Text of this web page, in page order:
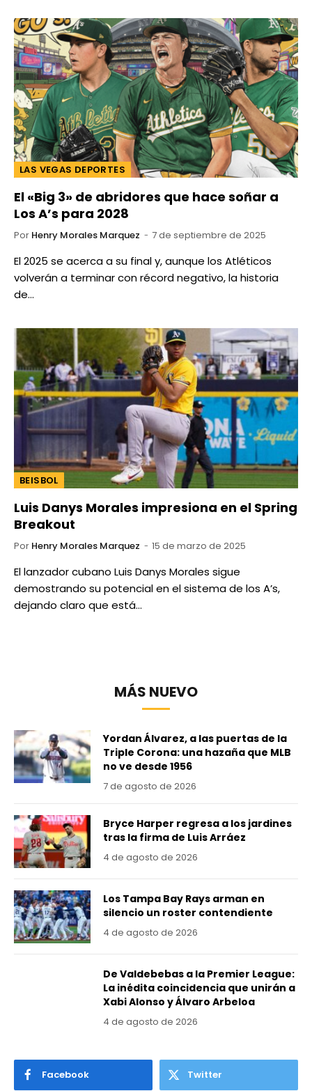
LAS VEGAS DEPORTES
El «Big 3» de abridores que hace soñar a
Los A’s para 2028
Por Henry Morales Marquez 7 de septiembre de 2025
El 2025 se acerca a su final y, aunque los Atléticos
volverán a terminar con récord negativo, la historia
de…
BEISBOL
Luis Danys Morales impresiona en el Spring
Breakout
Por Henry Morales Marquez 15 de marzo de 2025
El lanzador cubano Luis Danys Morales sigue
demostrando su potencial en el sistema de los A’s,
dejando claro que está…
MÁS NUEVO
Yordan Álvarez, a las puertas de la
Triple Corona: una hazaña que MLB
no ve desde 1956
7 de agosto de 2026
Bryce Harper regresa a los jardines
tras la firma de Luis Arráez
4 de agosto de 2026
Los Tampa Bay Rays arman en
silencio un roster contendiente
4 de agosto de 2026
De Valdebebas a la Premier League:
La inédita coincidencia que unirán a
Xabi Alonso y Álvaro Arbeloa
4 de agosto de 2026
Facebook Twitter